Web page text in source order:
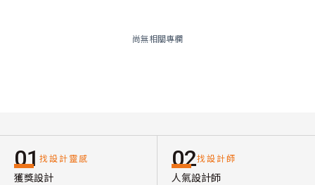
尚無相關專欄
01 找設計靈感
獲獎設計
02找設計師
人氣設計師